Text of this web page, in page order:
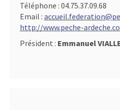
Téléphone : 04.75.37.09.68
Email :
http://www.peche-
Président : Emmanuel